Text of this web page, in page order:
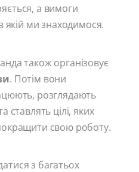
а вимоги
якій ми знаходимося.
також організовує
. Потім вони
розглядають
ставлять цілі, яких
свою роботу.
з багатьох